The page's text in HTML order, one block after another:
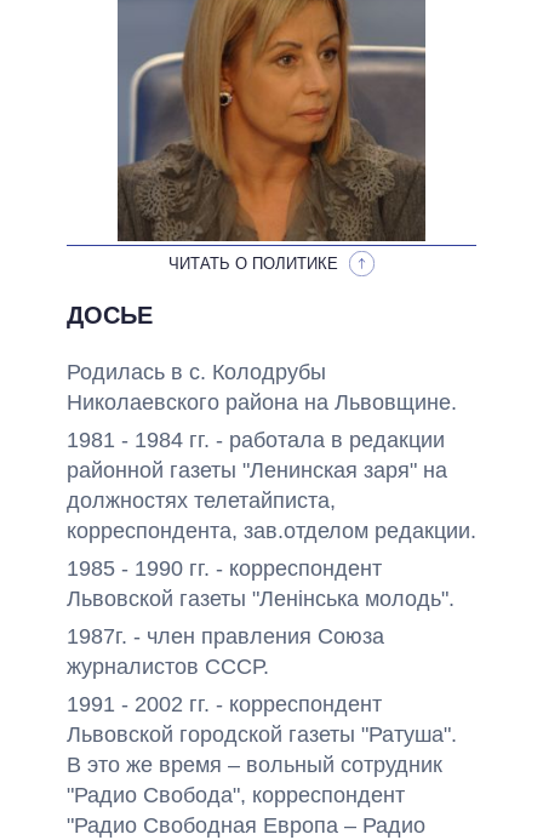
ОБЕЩАНИЯ В ПРОЦЕССЕ
ВСЕ ОБЕЩАНИЯ
АРХИВНЫЕ ОБЕЩАНИЯ
ЧИТАТЬ О ПОЛИТИКЕ
ДОСЬЕ
Родилась в с. Колодрубы
Николаевского района на Львовщине.
1981 - 1984 гг. - работала в редакции
районной газеты "Ленинская заря" на
должностях телетайписта,
корреспондента, зав.отделом редакции.
1985 - 1990 гг. - корреспондент
Львовской газеты "Ленінська молодь".
1987г. - член правления Союза
журналистов СССР.
1991 - 2002 гг. - корреспондент
Львовской городской газеты "Ратуша".
В это же время – вольный сотрудник
"Радио Свобода", корреспондент
"Радио Свободная Европа – Радио